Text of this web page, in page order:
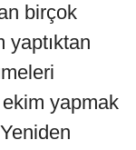
birçok
yaptıktan
yapmak